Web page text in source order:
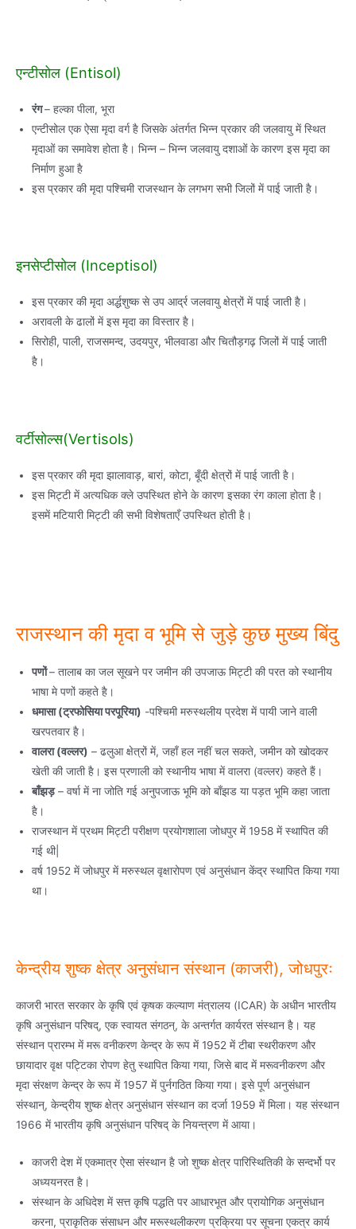
एन्टीसोल (Entisol)
रंग– हल्का पीला, भूरा
एन्टीसोल एक ऐसा मृदा वर्ग है जिसके अंतर्गत भिन्न प्रकार की जलवायु में स्थित
मृदाओं का समावेश होता है। भिन्न – भिन्न जलवायु दशाओं के कारण इस मृदा का
निर्माण हुआ है
इस प्रकार की मृदा पश्चिमी राजस्थान के लगभग सभी जिलों में पाई जाती है।
इनसेप्टीसोल (Inceptisol)
इस प्रकार की मृदा अर्द्धशुष्क से उप आर्द्र जलवायु क्षेत्रों में पाई जाती है।
अरावली के ढालों में इस मृदा का विस्तार है।
सिरोही, पाली, राजसमन्द, उदयपुर, भीलवाडा और चितौड़गढ़ जिलों में पाई जाती
है।
वर्टीसोल्स(Vertisols)
इस प्रकार की मृदा झालावाड़, बारां, कोटा, बूँदी क्षेत्रों में पाई जाती है।
इस मिट्टी में अत्यधिक क्ले उपस्थित होने के कारण इसका रंग काला होता है।
इसमें मटियारी मिट्टी की सभी विशेषताएँ उपस्थित होती है।
राजस्थान की मृदा व भूमि से जुड़े कुछ मुख्य बिंदु
पणों– तालाब का जल सूखने पर जमीन की उपजाऊ मिट्टी की परत को स्थानीय
भाषा मे पणों कहते है।
धमासा (ट्रफोसिया परपूरिया) -पश्चिमी मरुस्थलीय प्रदेश में पायी जाने वाली
खरपतवार है।
वालरा (वल्लर) – ढलुआ क्षेत्रों में, जहाँ हल नहीं चल सकते, जमीन को खोदकर
खेती की जाती है। इस प्रणाली को स्थानीय भाषा में वालरा (वल्लर) कहते हैं।
बाँझड़– वर्षा में ना जोति गई अनुपजाऊ भूमि को बाँझड या पड़त भूमि कहा जाता
है।
राजस्थान में प्रथम मिट्टी परीक्षण प्रयोगशाला जोधपुर में 1958 में स्थापित की
गई थी|
वर्ष 1952 में जोधपुर में मरुस्थल वृक्षारोपण एवं अनुसंधान केंद्र स्थापित किया गया
था।
केन्द्रीय शुष्क क्षेत्र अनुसंधान संस्थान (काजरी), जोधपुरः
काजरी भारत सरकार के कृषि एवं कृषक कल्याण मंत्रालय (ICAR) के अधीन भारतीय
कृषि अनुसंधान परिषद्, एक स्वायत संगठन्, के अन्तर्गत कार्यरत संस्थान है। यह
संस्थान प्रारम्भ में मरू वनीकरण केन्द्र के रूप में 1952 में टीबा स्थरीकरण और
छायादार वृक्ष पट्टिका रोपण हेतु स्थापित किया गया, जिसे बाद में मरूवनीकरण और
मृदा संरक्षण केन्द्र के रूप में 1957 में पुर्नगठित किया गया। इसे पूर्ण अनुसंधान
संस्थान्, केन्द्रीय शुष्क क्षेत्र अनुसंधान संस्थान का दर्जा 1959 में मिला। यह संस्थान
1966 में भारतीय कृषि अनुसंधान परिषद् के नियन्त्रण में आया।
काजरी देश में एकमात्र ऐसा संस्थान है जो शुष्क क्षेत्र पारिस्थितिकी के सन्दर्भो पर
अध्ययनरत है।
संस्थान के अधिदेश में सत्त कृषि पद्धति पर आधारभूत और प्रायोगिक अनुसंधान
करना, प्राकृतिक संसाधन और मरूस्थलीकरण प्रक्रिया पर सूचना एकत्र कार्य